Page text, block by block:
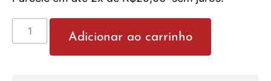
Adicionar ao carrinho